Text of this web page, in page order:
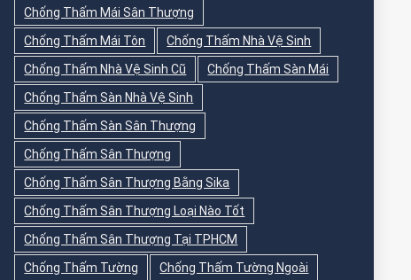
Chống Thấm Mái Sân Thượng
Chống Thấm Mái Tôn
Chống Thấm Nhà Vệ Sinh
Chống Thấm Nhà Vệ Sinh Cũ
Chống Thấm Sàn Mái
Chống Thấm Sàn Nhà Vệ Sinh
Chống Thấm Sàn Sân Thượng
Chống Thấm Sân Thượng
Chống Thấm Sân Thượng Bằng Sika
Chống Thấm Sân Thượng Loại Nào Tốt
Chống Thấm Sân Thượng Tại TPHCM
Chống Thấm Tường
Chống Thấm Tường Ngoài